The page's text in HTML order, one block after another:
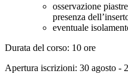
osservazione
presenza
eventuale
Durata del corso: 10 ore
Apertura iscrizioni: 30 agosto -